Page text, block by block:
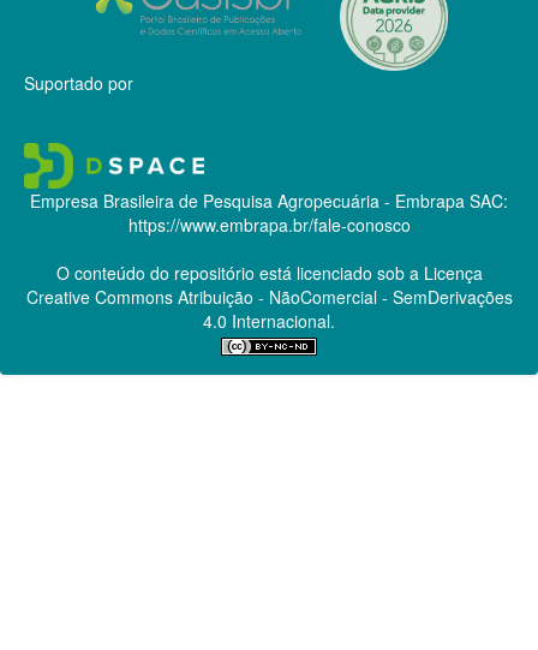
Suportado por
Empresa Brasileira de Pesquisa Agropecuária - Embrapa SAC:
https://www.embrapa.br/fale-conosco
O conteúdo do repositório está licenciado sob a Licença
Creative CommonsAtribuição - NãoComercial - SemDerivações
4.0 Internacional.